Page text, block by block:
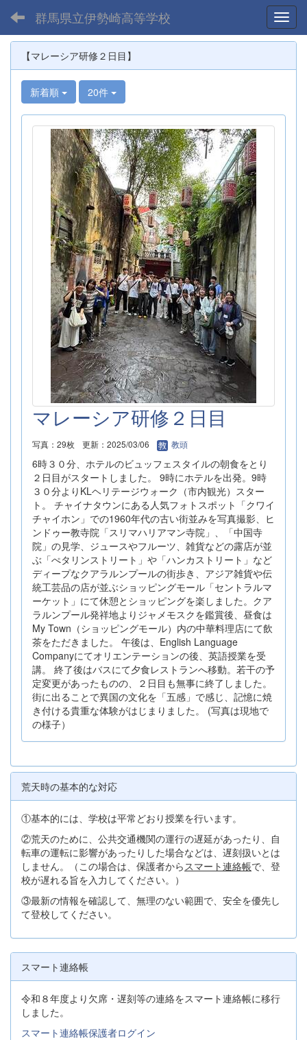
群馬県立伊勢崎高等学校
【マレーシア研修２日目】
新着順 20件
マレーシア研修２日目
写真：29枚 更新：2025/03/06 教頭
6時３０分、ホテルのビュッフェスタイルの朝食をとり
２日目がスタートしました。 9時にホテルを出発。9時
３０分よりKLヘリテージウォーク（市内観光）スター
ト。 チャイナタウンにある人気フォトスポット「クワイ
チャイホン」での1960年代の古い街並みを写真撮影、ヒ
ンドゥー教寺院「スリマハリアマン寺院」、「中国寺
院」の見学、ジュースやフルーツ、雑貨などの露店が並
ぶ「ぺタリンストリート」や「ハンカストリート」など
ディープなクアラルンプールの街歩き、アジア雑貨や伝
統工芸品の店が並ぶショッピングモール「セントラルマ
ーケット」にて休憩とショッピングを楽しました。クア
ラルンプール発祥地よりジャメモスクを鑑賞後、昼食は
My Town（ショッピングモール）内の中華料理店にて飲
茶をただきました。 午後は、English Language
Companyにてオリエンテーションの後、英語授業を受
講。 終了後はバスにて夕食レストランへ移動。若干の予
定変更があったものの、２日目も無事に終了しました。
街に出ることで異国の文化を「五感」で感じ、記憶に焼
き付ける貴重な体験がはじまりました。 (写真は現地で
の様子）
荒天時の基本的な対応
①基本的には、学校は平常どおり授業を行います。
②荒天のために、公共交通機関の運行の遅延があったり、自
転車の運転に影響があったりした場合などは、遅刻扱いとは
しません。（この場合は、保護者から スマート連絡帳で、登
校が遅れる旨を入力してください。）
③最新の情報を確認して、無理のない範囲で、安全を優先し
て登校してください。
スマート連絡帳
令和８年度より欠席・遅刻等の連絡をスマート連絡帳に移行
しました。
スマート連絡帳保護者ログイン